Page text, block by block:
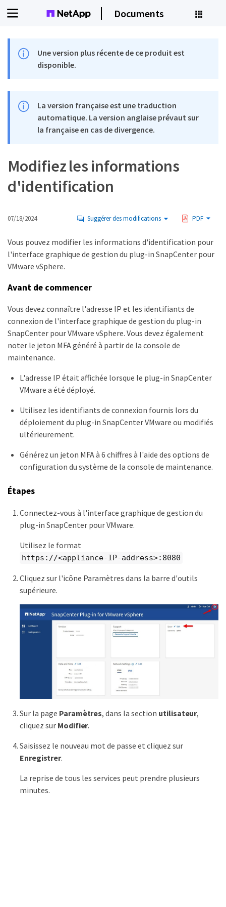
Documents
Une version plus récente de ce produit est
disponible.
La version française est une traduction
automatique. La version anglaise prévaut sur
la française en cas de divergence.
Modifiez les informations
d'identification
07/18/2024 Suggérer des modifications PDF
Vous pouvez modifier les informations d'identification pour
l'interface graphique de gestion du plug-in SnapCenter pour
VMware vSphere.
Avant de commencer
Vous devez connaître l'adresse IP et les identifiants de
connexion de l'interface graphique de gestion du plug-in
SnapCenter pour VMware vSphere. Vous devez également
noter le jeton MFA généré à partir de la console de
maintenance.
L'adresse IP était affichée lorsque le plug-in SnapCenter
VMware a été déployé.
Utilisez les identifiants de connexion fournis lors du
déploiement du plug-in SnapCenter VMware ou modifiés
ultérieurement.
Générez un jeton MFA à 6 chiffres à l'aide des options de
configuration du système de la console de maintenance.
Étapes
Connectez-vous à l'interface graphique de gestion du
plug-in SnapCenter pour VMware.
Utilisez le format
https://<appliance-IP-address>:8080
Cliquez sur l'icône Paramètres dans la barre d'outils
supérieure.
Sur la page Paramètres, dans la section utilisateur,
cliquez sur Modifier.
Saisissez le nouveau mot de passe et cliquez sur
Enregistrer.
La reprise de tous les services peut prendre plusieurs
minutes.